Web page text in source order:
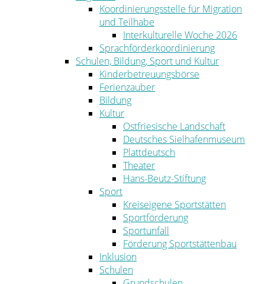
Koordinierungsstelle für Migration
und Teilhabe
Interkulturelle Woche 2026
Sprachförderkoordinierung
Schulen, Bildung, Sport und Kultur
Kinderbetreuungsbörse
Ferienzauber
Bildung
Kultur
Ostfriesische Landschaft
Deutsches Sielhafenmuseum
Plattdeutsch
Theater
Hans-Beutz-Stiftung
Sport
Kreiseigene Sportstätten
Sportförderung
Sportunfall
Förderung Sportstättenbau
Inklusion
Schulen